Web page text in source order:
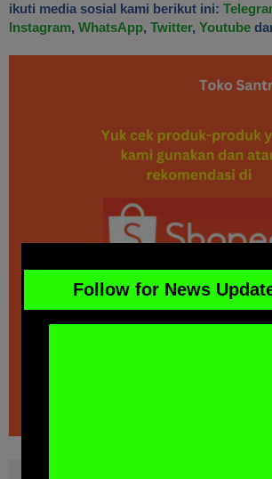
Follow for News
ikuti media sosial kami berikut ini:
Instagram, WhatsApp, Twitter, Youtube